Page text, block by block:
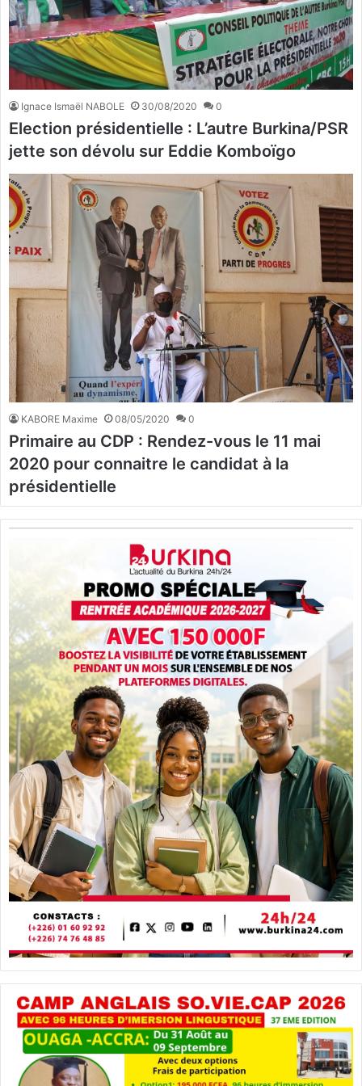
Ignace Ismaël NABOLE 30/08/2020 0
Election présidentielle : L’autre Burkina/PSR
jette son dévolu sur Eddie Komboïgo
KABORE Maxime 08/05/2020 0
Primaire au CDP : Rendez-vous le 11 mai
2020 pour connaitre le candidat à la
présidentielle